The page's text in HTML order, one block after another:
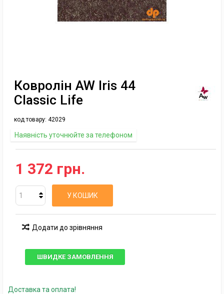
Ковролін AW Iris 44
Classic Life
код товару: 42029
Наявність уточнюйте за телефоном
1 372 грн.
У КОШИК
Додати до зрівняння
ШВИДКЕ ЗАМОВЛЕННЯ
Доставка та оплата!